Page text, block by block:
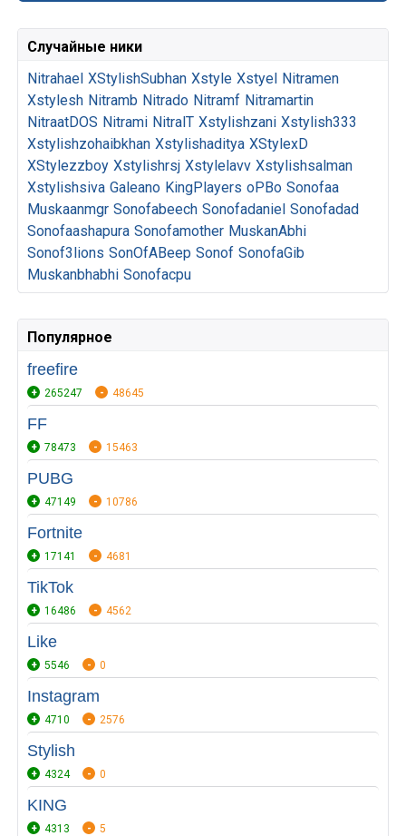
Случайные ники
Nitrahael XStylishSubhan Xstyle Xstyel Nitramen
Xstylesh Nitramb Nitrado Nitramf Nitramartin
NitraatDOS Nitrami NitralT Xstylishzani Xstylish333
Xstylishzohaibkhan Xstylishaditya XStylexD
XStylezzboy Xstylishrsj Xstylelavv Xstylishsalman
Xstylishsiva Galeano KingPlayers oPBo Sonofaa
Muskaanmgr Sonofabeech Sonofadaniel Sonofadad
Sonofaashapura Sonofamother MuskanAbhi
Sonof3lions SonOfABeep Sonof SonofaGib
Muskanbhabhi Sonofacpu
Популярное
freefire
265247 48645
FF
78473 15463
PUBG
47149 10786
Fortnite
17141 4681
TikTok
16486 4562
Like
5546 0
Instagram
4710 2576
Stylish
4324 0
KING
4313 5